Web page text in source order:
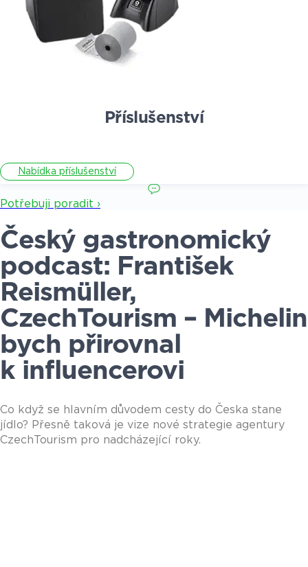
Příslušenství
Nabídka příslušenství
Potřebuji poradit ›
Český gastronomický
podcast: František
Reismüller,
CzechTourism – Michelin
bych přirovnal
k influencerovi
Co když se hlavním důvodem cesty do Česka stane
jídlo? Přesně taková je vize nové strategie agentury
CzechTourism pro nadcházející roky.